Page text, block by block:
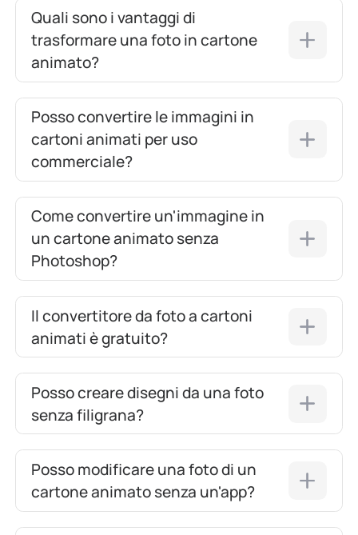
Quali sono i vantaggi di
trasformare una foto in cartone
animato?
Posso convertire le immagini in
cartoni animati per uso
commerciale?
Come convertire un'immagine in
un cartone animato senza
Photoshop?
Il convertitore da foto a cartoni
animati è gratuito?
Posso creare disegni da una foto
senza filigrana?
Posso modificare una foto di un
cartone animato senza un'app?